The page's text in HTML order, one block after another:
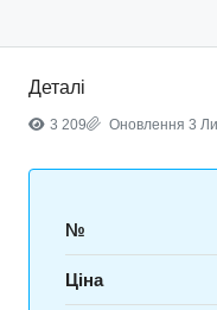
Деталі
3 209 Оновлення 3
№
Ціна